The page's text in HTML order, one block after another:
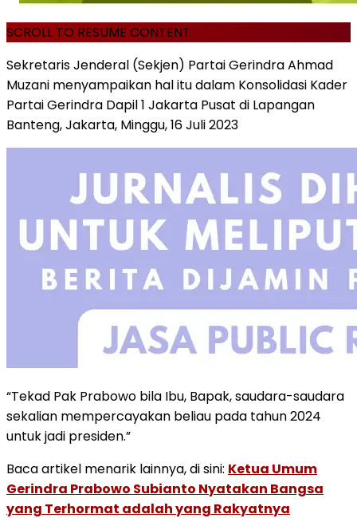
SCROLL TO RESUME CONTENT
Sekretaris Jenderal (Sekjen) Partai Gerindra Ahmad
Muzani menyampaikan hal itu dalam Konsolidasi Kader
Partai Gerindra Dapil 1 Jakarta Pusat di Lapangan
Banteng, Jakarta, Minggu, 16 Juli 2023
“Tekad Pak Prabowo bila Ibu, Bapak, saudara-saudara
sekalian mempercayakan beliau pada tahun 2024
untuk jadi presiden.”
Baca artikel menarik lainnya, di sini: Ketua Umum
Gerindra Prabowo Subianto Nyatakan Bangsa
yang Terhormat adalah yang Rakyatnya